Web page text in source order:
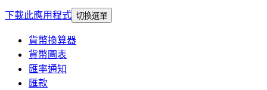
下載此應用程式 切換選單
貨幣換算器
貨幣圖表
匯率通知
匯款